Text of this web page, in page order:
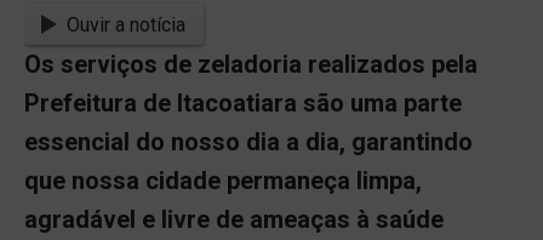
Ouvir a notícia
Os serviços de zeladoria realizados pela
Prefeitura de Itacoatiara são uma parte
essencial do nosso dia a dia, garantindo
que nossa cidade permaneça limpa,
agradável e livre de ameaças à saúde